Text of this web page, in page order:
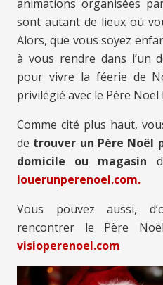
animations organisées
sont autant de lieux où
Alors, que vous soyez
à vous rendre dans l’un
pour vivre la féerie de
privilégié avec le Père Noël
Comme cité plus haut,
de trouver un Père Noël
domicile ou magasin
louerunperenoel.com.
Vous pouvez aussi,
rencontrer le Père
visioperenoel.com